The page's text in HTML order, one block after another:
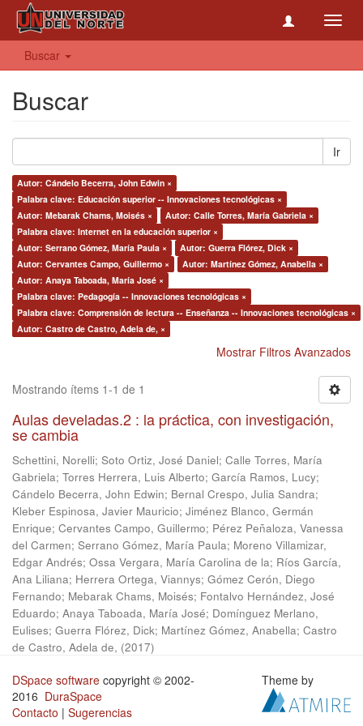
Buscar
Buscar
Ir
Autor: Cándelo Becerra, John Edwin ×
Palabra clave: Educación superior -- Innovaciones tecnológicas ×
Autor: Mebarak Chams, Moisés ×
Autor: Calle Torres, María Gabriela ×
Palabra clave: Internet en la educación superior ×
Autor: Serrano Gómez, María Paula ×
Autor: Guerra Flórez, Dick ×
Autor: Cervantes Campo, Guillermo ×
Autor: Martínez Gómez, Anabella ×
Autor: Anaya Taboada, María José ×
Palabra clave: Pedagogía -- Innovaciones tecnológicas ×
Palabra clave: Comprensión de lectura -- Enseñanza -- Innovaciones tecnológicas ×
Autor: Castro de Castro, Adela de, ×
Mostrar Filtros Avanzados
Mostrando ítems 1-1 de 1
Aulas develadas.2 : la práctica, con investigación,
se cambia
Schettini, Norelli; Soto Ortiz, José Daniel; Calle Torres, María
Gabriela; Torres Herrera, Luis Alberto; García Ramos, Lucy;
Cándelo Becerra, John Edwin; Bernal Crespo, Julia Sandra;
Kleber Espinosa, Javier Mauricio; Jiménez Blanco, Germán
Enrique; Cervantes Campo, Guillermo; Pérez Peñaloza, Vanessa
del Carmen; Serrano Gómez, María Paula; Moreno Villamizar,
Edgar Andrés; Ossa Vergara, María Carolina de la; Ríos García,
Ana Liliana; Herrera Ortega, Viannys; Gómez Cerón, Diego
Fernando; Mebarak Chams, Moisés; Fontalvo Hernández, José
Eduardo; Anaya Taboada, María José; Domínguez Merlano,
Eulises; Guerra Flórez, Dick; Martínez Gómez, Anabella; Castro
de Castro, Adela de, (2017)
DSpace software copyright © 2002-
2016 DuraSpace
Contacto | Sugerencias
Theme by